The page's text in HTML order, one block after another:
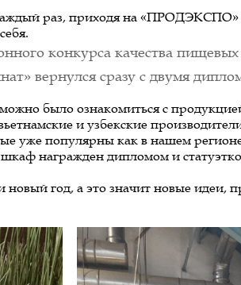
раз, приходя на «ПРОДЭКСПО»
конкурса качества
вернулся сразу с двумя
было ознакомиться с
и узбекские
уже популярны как в нашем
награжден дипломом и
год, а это значит новые идеи,